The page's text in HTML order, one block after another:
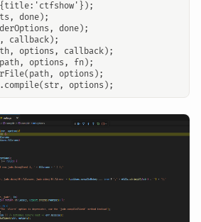
done);
done);
callback);
options, callback);
options, fn);
options);